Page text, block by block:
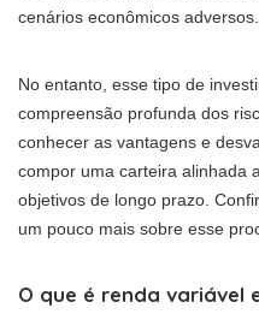
cenários econômicos adversos.
No entanto, esse tipo de
compreensão profunda dos
conhecer as vantagens e
compor uma carteira alinhada
objetivos de longo prazo.
um pouco mais sobre esse
O que é renda variável